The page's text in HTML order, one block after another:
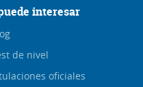
interesar
de nivel
oficiales